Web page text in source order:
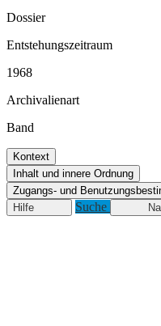
Dossier
Entstehungszeitraum
1968
Archivalienart
Band
Kontext
Inhalt und innere Ordnung
Zugangs- und
Hilfe
Suche